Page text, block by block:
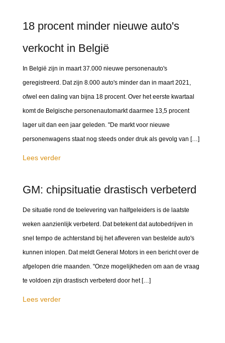
18 procent minder nieuwe auto's
verkocht in België
In België zijn in maart 37.000 nieuwe personenauto's
geregistreerd. Dat zijn 8.000 auto's minder dan in maart 2021,
ofwel een daling van bijna 18 procent. Over het eerste kwartaal
komt de Belgische personenautomarkt daarmee 13,5 procent
lager uit dan een jaar geleden. "De markt voor nieuwe
personenwagens staat nog steeds onder druk als gevolg van […]
Lees verder
GM: chipsituatie drastisch verbeterd
De situatie rond de toelevering van halfgeleiders is de laatste
weken aanzienlijk verbeterd. Dat betekent dat autobedrijven in
snel tempo de achterstand bij het afleveren van bestelde auto's
kunnen inlopen. Dat meldt General Motors in een bericht over de
afgelopen drie maanden. "Onze mogelijkheden om aan de vraag
te voldoen zijn drastisch verbeterd door het […]
Lees verder